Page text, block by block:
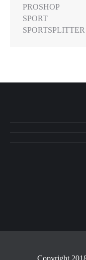
PROSHOP
SPORT
SPORTSPLITTER
Copyright